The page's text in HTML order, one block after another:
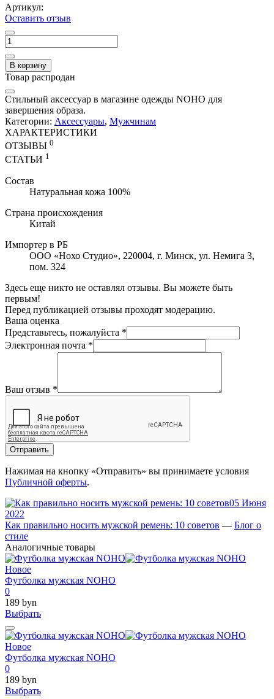
Артикул:
Оставить отзыв
В корзину
Товар распродан
Стильный аксессуар в магазине одежды NOHO для
завершения образа.
Категории: Аксессуары, Мужчинам
ХАРАКТЕРИСТИКИ
ОТЗЫВЫ 0
СТАТЬИ 1
Состав
Натуральная кожа 100%
Страна происхождения
Китай
Импортер в РБ
ООО «Нохо Студио», 220004, г. Минск, ул. Немига 3,
пом. 324
Здесь еще никто не оставлял отзывы. Вы можете быть
первым!
Перед публикацией отзывы проходят модерацию.
Ваша оценка
Представьтесь, пожалуйста *
Электронная почта *
Ваш отзыв *
Отправить
Нажимая на кнопку «Отправить» вы принимаете условия
Публичной оферты.
05 Июня
2022
Как правильно носить мужской ремень: 10 советов — Блог о
стиле
Аналогичные товары
Новое
Футболка мужская NOHO
0
189 byn
Выбрать
Новое
Футболка мужская NOHO
0
189 byn
Выбрать